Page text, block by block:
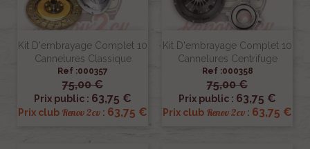
Kit D'embrayage Complet 10
Cannelures Classique
Ref :000357
75,00 €
Prix public : 63,75 €
Prix club Renov 2cv : 63,75 €
Kit D'embrayage Complet 10
Cannelures Centrifuge
Ref :000358
75,00 €
Prix public : 63,75 €
Prix club Renov 2cv : 63,75 €